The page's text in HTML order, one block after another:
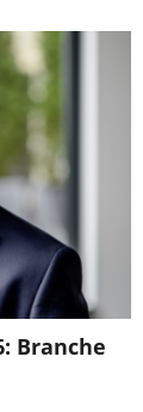
Branche